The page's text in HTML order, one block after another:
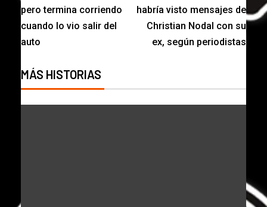
pero termina corriendo
cuando lo vio salir del
auto
habría visto mensajes de
Christian Nodal con su
ex, según periodistas
MÁS HISTORIAS